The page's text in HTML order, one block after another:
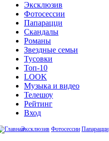
Эксклюзив
Фотосессии
Папарацци
Скандалы
Романы
Звездные семьи
Тусовки
Топ-10
LOOK
Музыка и видео
Телешоу
Рейтинг
Вход
Эксклюзив Фотосессии Папарацци